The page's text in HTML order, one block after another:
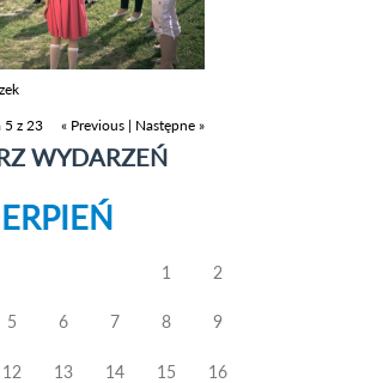
5 z 23 « Previous | Następne »
WYDARZEŃ
do
1 2
5 6 7 8 9
12 13 14 15 16